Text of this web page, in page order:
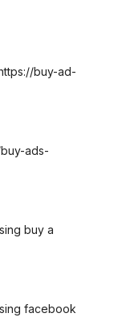
buy-ad-
ads-
buy a
facebook